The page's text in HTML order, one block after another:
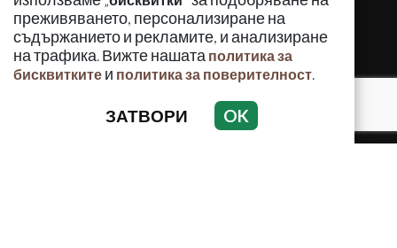
преживяването, персонализиране на
съдържанието и рекламите, и анализиране
на трафика. Вижте нашата политика за
бисквитките и политика за поверителност.
ЗАТВОРИ OK